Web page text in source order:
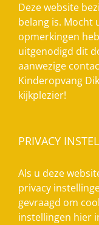
Deze website
belang is. Mocht
opmerkingen
uitgenodigd dit
aanwezige
Kinderopvang
kijkplezier!
PRIVACY
Als u deze
privacy
gevraagd om
instellingen hier